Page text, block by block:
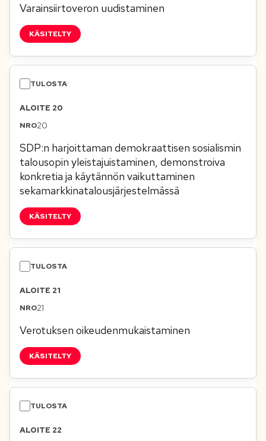
Varainsiirtoveron uudistaminen
KÄSITELTY
ALOITE 20
20
SDP:n harjoittaman demokraattisen sosialismin
talousopin yleistajuistaminen, demonstroiva
konkretia ja käytännön vaikuttaminen
sekamarkkinatalousjärjestelmässä
KÄSITELTY
ALOITE 21
21
Verotuksen oikeudenmukaistaminen
KÄSITELTY
ALOITE 22